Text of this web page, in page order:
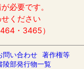
必要です。
ください
・3465）
問い合わせ 著作権等
陵部発行物一覧